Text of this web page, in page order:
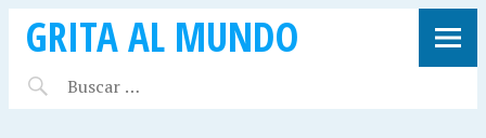
GRITA AL MUNDO